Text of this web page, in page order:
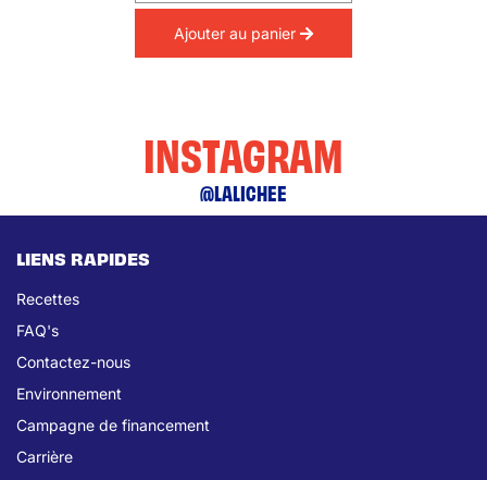
Ajouter au panier
INSTAGRAM
@LALICHEE
LIENS RAPIDES
Recettes
FAQ's
Contactez-nous
Environnement
Campagne de financement
Carrière